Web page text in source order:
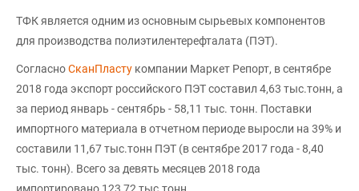
ТФК является одним из основным сырьевых компонентов
для производства полиэтилентерефталата (ПЭТ).
СогласноСканПласту компании Маркет Репорт, в сентябре
2018 года экспорт российского ПЭТ составил 4,63 тыс.тонн, а
за период январь - сентябрь - 58,11 тыс. тонн. Поставки
импортного материала в отчетном периоде выросли на 39% и
составили 11,67 тыс.тонн ПЭТ (в сентябре 2017 года - 8,40
тыс. тонн). Всего за девять месяцев 2018 года